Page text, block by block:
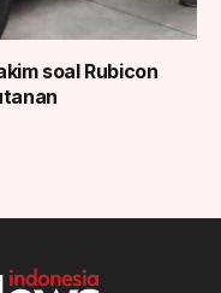
soal Rubicon